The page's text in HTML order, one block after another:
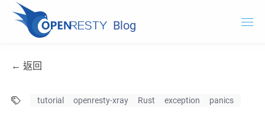
Blog
OpenResty Edge
← 返回
tutorial openresty-xray Rust exception panics